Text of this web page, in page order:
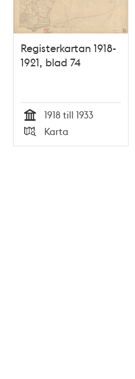
Registerkartan 1918-
1921, blad 74
Tid
1918 till 1933
Typ
Karta